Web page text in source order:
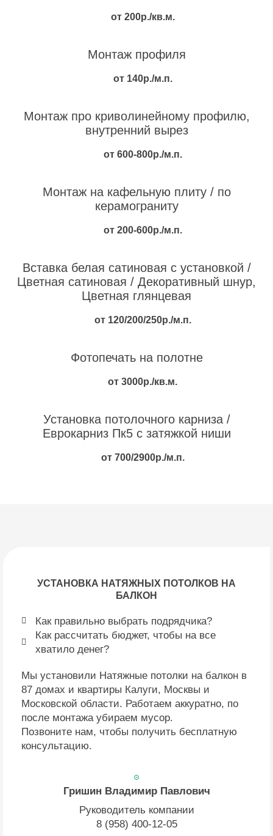
от 200р./кв.м.
Монтаж профиля
от 140р./м.п.
Монтаж про криволинейному профилю,
внутренний вырез
от 600-800р./м.п.
Монтаж на кафельную плиту / по
керамограниту
от 200-600р./м.п.
Вставка белая сатиновая с установкой /
Цветная сатиновая / Декоративный шнур,
Цветная глянцевая
от 120/200/250р./м.п.
Фотопечать на полотне
от 3000р./кв.м.
Установка потолочного карниза /
Еврокарниз Пк5 с затяжкой ниши
от 700/2900р./м.п.
УСТАНОВКА НАТЯЖНЫХ ПОТОЛКОВ НА
БАЛКОН
Как правильно выбрать подрядчика?
Как рассчитать бюджет, чтобы на все
хватило денег?
Мы установили Натяжные потолки на балкон в
87 домах и квартиры Калуги, Москвы и
Московской области. Работаем аккуратно, по
после монтажа убираем мусор.
Позвоните нам, чтобы получить бесплатную
консультацию.
Гришин Владимир Павлович
Руководитель компании
8 (958) 400-12-05